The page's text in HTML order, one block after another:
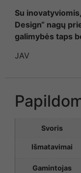
Su
Design“ nagų
galimybės taps
JAV
Svoris
Išmatavimai
Gamintojas